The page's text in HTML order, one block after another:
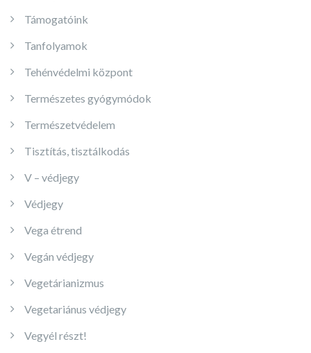
Támogatóink
Tanfolyamok
Tehénvédelmi központ
Természetes gyógymódok
Természetvédelem
Tisztítás, tisztálkodás
V – védjegy
Védjegy
Vega étrend
Vegán védjegy
Vegetárianizmus
Vegetariánus védjegy
Vegyél részt!